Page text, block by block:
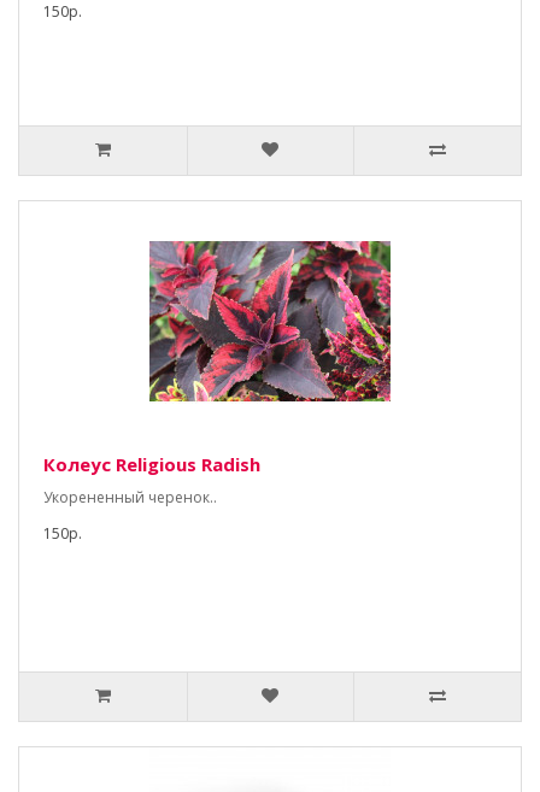
150р.
Колеус Religious Radish
Укорененный черенок..
150р.